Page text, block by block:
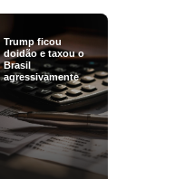
Trump ficou
doidão e taxou o
Brasil
agressivamente